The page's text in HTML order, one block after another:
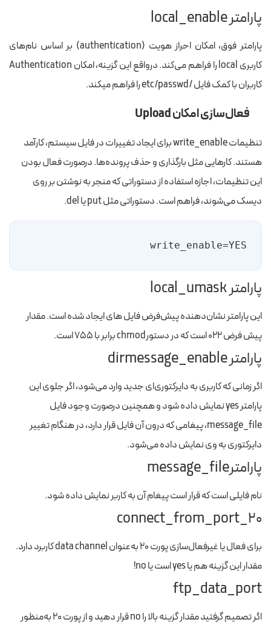
پارامتر local_enable
پارامتر فوق، امکان احراز هویت (authentication) بر اساس نام‌های
کاربری local را فراهم می‌کند. درواقع این گزینه، امکان Authentication
کاربران با کمک فایل /etc/passwd را فراهم میکند.
فعال‌سازی امکان Upload
تنظیمات write_enable برای ایجاد تغییرات در فایل سیستم، کارآمد
هستند. کارهایی مثل بارگذاری و حذف پرونده‌ها. در‌صورت فعال بودن
این تنظیمات، اجازه استفاده از دستوراتی که منجر به نوشتن بر روی
دیسک می‌شوند، فراهم است. دستوراتی مثل put یا del.
write_enable=YES
پارامتر local_umask
این پارامتر نشان‌دهنده پیش‌فرض فایل های ایجاد شده است. مقدار
پیش فرض ۰۲۲ است که در دستورchmod برابر با ۷۵۵ است.
پارامتر dirmessage_enable
اگر زمانی که کاربری به دایرکتوری‌ای جدید وارد می‌شود، اگر جلوی این
پارامتر yes نمایش داده شود و همچنین درصورت وجود فایل
message_file، پیغامی که درون آن فایل قرار دارد، در هنگام تغییر
دایرکتوری به وی نمایش داده می‌شود.
پارامترmessage_file
نام فایلی است که قرار است پیغام آن به کاربر نمایش داده شود.
connect_from_port_20
برای فعال یا غیرفعال‌سازی پورت ۲۰ به‌عنوان data channel کاربرد دارد.
مقدار این گزینه هم یا yes است یا no!
ftp_data_port
اگر تصمیم گرفتید مقدار گزینه بالا را no قرار دهید و از پورت ۲۰ به‌منظور